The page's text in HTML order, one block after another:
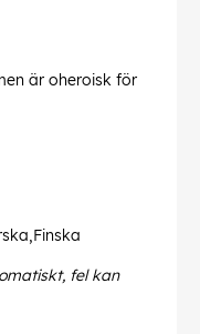
är oheroisk för
fel kan